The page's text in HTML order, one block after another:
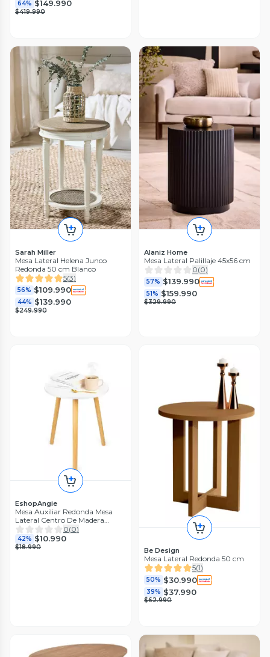
64% $149.990
$419.990
Sarah Miller
Mesa Lateral Helena Junco
Redonda 50 cm Blanco
5(3)
56% $109.990
44% $139.990
$249.990
Alaniz Home
Mesa Lateral Palillaje 45x56 cm
0(0)
57% $139.990
51% $159.990
$329.990
EshopAngie
Mesa Auxiliar Redonda Mesa
Lateral Centro De Madera
Living
0(0)
42% $10.990
$18.990 Be Design
Mesa Lateral Redonda 50 cm
5(1)
50% $30.990
39% $37.990
$62.990